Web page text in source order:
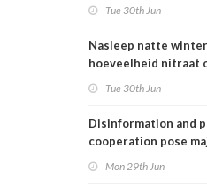
Tue 30th Jun
Nasleep natte
hoeveelheid nitraat
Tue 30th Jun
Disinformation and
cooperation pose
Mon 29th Jun